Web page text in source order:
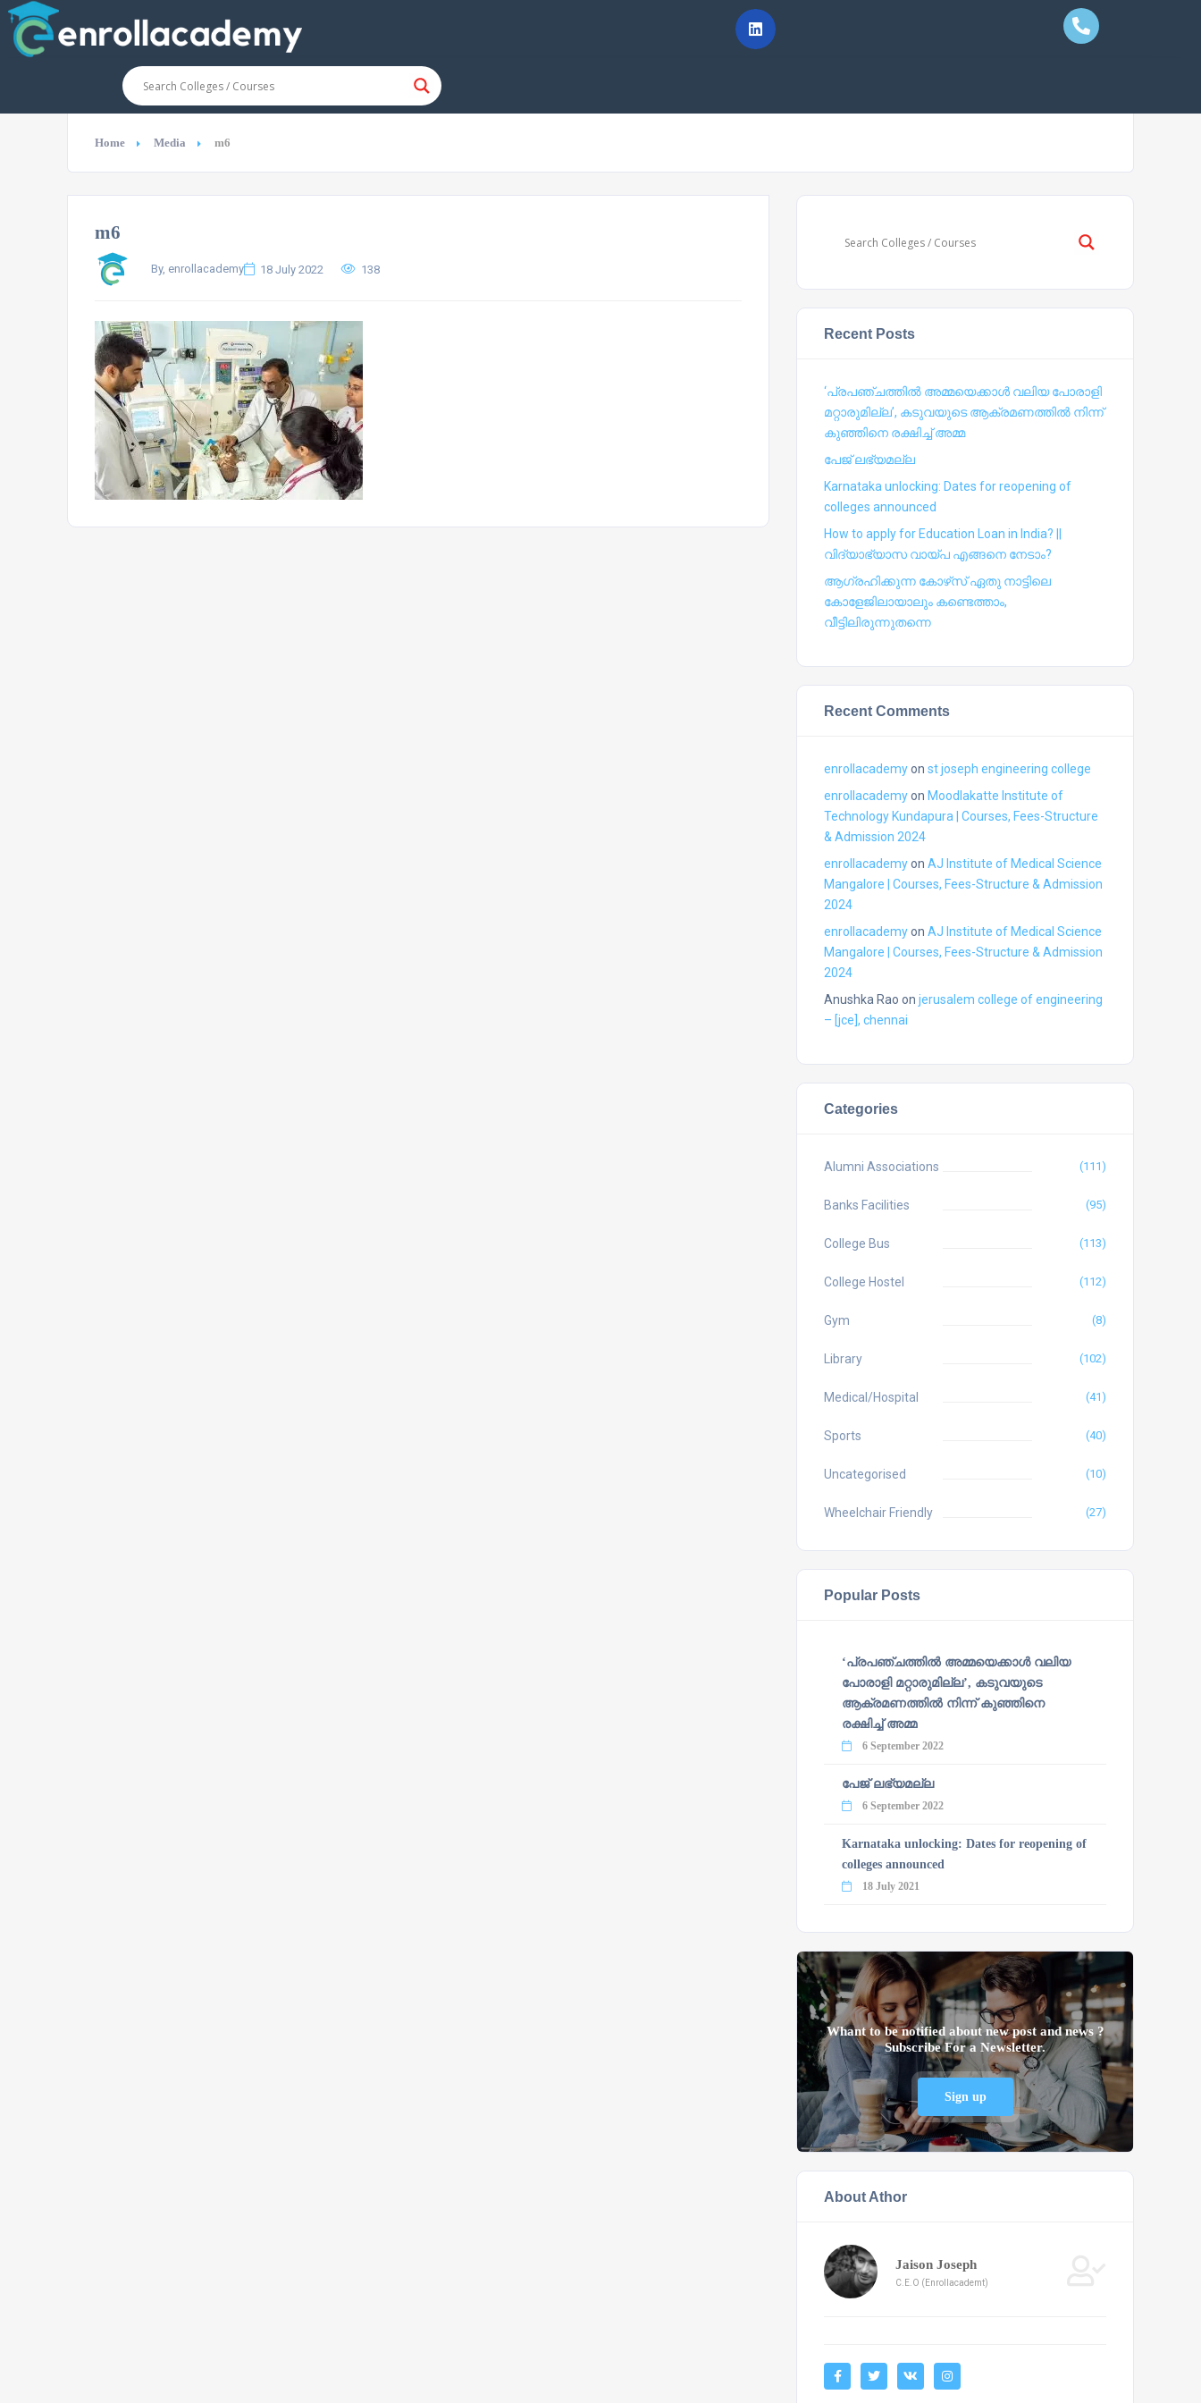
Home Media m6
m6
By, enrollacademy 18 July 2022 138
Recent Posts
‘പ്രപഞ്ചത്തില്‍ അമ്മയെക്കാള്‍ വലിയ പോരാളി
മറ്റാരുമില്ല’, കടുവയുടെ ആക്രമണത്തില്‍ നിന്ന്
കുഞ്ഞിനെ രക്ഷിച്ച് അമ്മ
പേജ് ലഭ്യമല്ല
Karnataka unlocking: Dates for reopening of
colleges announced
How to apply for Education Loan in India? ||
വിദ്യാഭ്യാസ വായ്പ എങ്ങനെ നേടാം?
ആഗ്രഹിക്കുന്ന കോഴ്‍സ് ഏതു നാട്ടിലെ
കോളേജിലായാലും കണ്ടെത്താം,
വീട്ടിലിരുന്നുതന്നെ
Recent Comments
enrollacademyon st joseph engineering college
enrollacademyon Moodlakatte Institute of
Technology Kundapura | Courses, Fees-Structure
& Admission 2024
enrollacademyon AJ Institute of Medical Science
Mangalore | Courses, Fees-Structure & Admission
2024
enrollacademyon AJ Institute of Medical Science
Mangalore | Courses, Fees-Structure & Admission
2024
Anushka Rao on jerusalem college of engineering
– [jce], chennai
Categories
Alumni Associations (111)
Banks Facilities (95)
College Bus (113)
College Hostel (112)
Gym (8)
Library (102)
Medical/Hospital (41)
Sports (40)
Uncategorised (10)
Wheelchair Friendly (27)
Popular Posts
‘പ്രപഞ്ചത്തില്‍ അമ്മയെക്കാള്‍ വലിയ
പോരാളി മറ്റാരുമില്ല’, കടുവയുടെ
ആക്രമണത്തില്‍ നിന്ന് കുഞ്ഞിനെ
രക്ഷിച്ച് അമ്മ
6 September 2022
പേജ് ലഭ്യമല്ല
6 September 2022
Karnataka unlocking: Dates for reopening of
colleges announced
18 July 2021
Whant to be notified about new post and news ?
Subscribe For a Newsletter.
Sign up
About Athor
Jaison Joseph
C.E.O (Enrollacademt)